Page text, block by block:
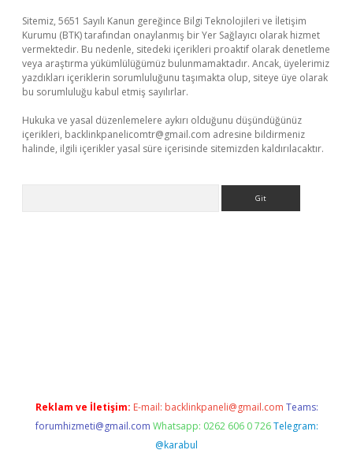
Sitemiz, 5651 Sayılı Kanun gereğince Bilgi Teknolojileri ve İletişim
Kurumu (BTK) tarafından onaylanmış bir Yer Sağlayıcı olarak hizmet
vermektedir. Bu nedenle, sitedeki içerikleri proaktif olarak denetleme
veya araştırma yükümlülüğümüz bulunmamaktadır. Ancak, üyelerimiz
yazdıkları içeriklerin sorumluluğunu taşımakta olup, siteye üye olarak
bu sorumluluğu kabul etmiş sayılırlar.
Hukuka ve yasal düzenlemelere aykırı olduğunu düşündüğünüz
içerikleri, backlinkpanelicomtr@gmail.com adresine bildirmeniz
halinde, ilgili içerikler yasal süre içerisinde sitemizden kaldırılacaktır.
Reklam ve İletişim: E-mail: backlinkpaneli@gmail.com Teams:
forumhizmeti@gmail.com Whatsapp: 0262 606 0 726 Telegram:
@karabul